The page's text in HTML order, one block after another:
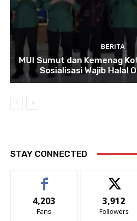
BERITA
MUI Sumut dan Kemenag
Sosialisasi Wajib Halal
STAY CONNECTED
4,203
Fans
3,912
Followers